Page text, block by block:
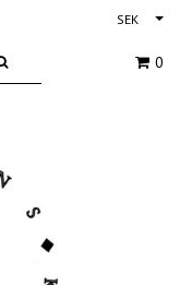
SEK
0